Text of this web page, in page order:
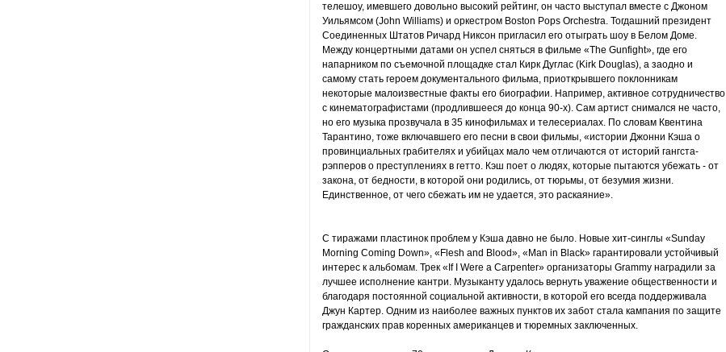
телешоу, имевшего довольно высокий рейтинг, он часто выступал вместе с Джоном
Уильямсом (John Williams) и оркестром Boston Pops Orchestra. Тогдашний президент
Соединенных Штатов Ричард Никсон пригласил его отыграть шоу в Белом Доме.
Между концертными датами он успел сняться в фильме «The Gunfight», где его
напарником по съемочной площадке стал Кирк Дуглас (Kirk Douglas), а заодно и
самому стать героем документального фильма, приоткрывшего поклонникам
некоторые малоизвестные факты его биографии. Например, активное сотрудничество
с кинематографистами (продлившееся до конца 90-х). Сам артист снимался не часто,
но его музыка прозвучала в 35 кинофильмах и телесериалах. По словам Квентина
Тарантино, тоже включавшего его песни в свои фильмы, «истории Джонни Кэша о
провинциальных грабителях и убийцах мало чем отличаются от историй гангста-
рэпперов о преступлениях в гетто. Кэш поет о людях, которые пытаются убежать - от
закона, от бедности, в которой они родились, от тюрьмы, от безумия жизни.
Единственное, от чего сбежать им не удается, это раскаяние».
С тиражами пластинок проблем у Кэша давно не было. Новые хит-синглы «Sunday
Morning Coming Down», «Flesh and Blood», «Man in Black» гарантировали устойчивый
интерес к альбомам. Трек «If I Were а Carpenter» организаторы Grammy наградили за
лучшее исполнение кантри. Музыканту удалось вернуть уважение общественности и
благодаря постоянной социальной активности, в которой его всегда поддерживала
Джун Картер. Одним из наиболее важных пунктов их забот стала кампания по защите
гражданских прав коренных американцев и тюремных заключенных.